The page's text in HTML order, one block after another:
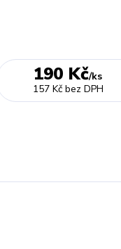
190 Kč/ks
157 Kč bez DPH